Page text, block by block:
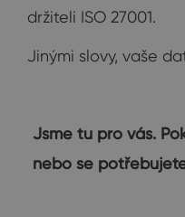
držiteli ISO 27001.
Jinými slovy, vaše
Jsme tu pro vás.
nebo se